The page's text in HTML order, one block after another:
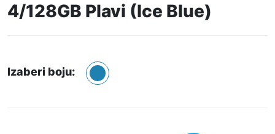
4/128GB Plavi (Ice Blue)
Izaberi boju: